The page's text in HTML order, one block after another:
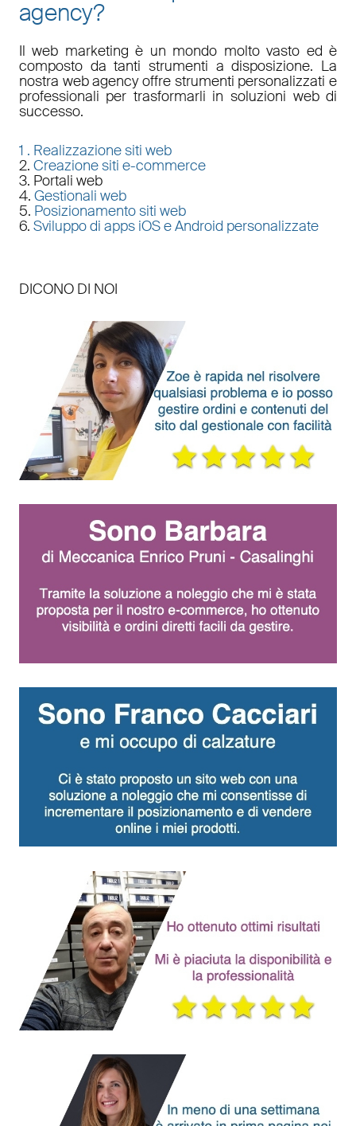
agency?
Ilweb marketing è un mondo molto vasto ed è
composto da tanti strumenti a disposizione. La
nostra web agencyoffre strumenti personalizzati e
professionali per trasformarli in soluzioni web di
successo.
1 . Realizzazione siti web
2. Creazione siti e-commerce
3. Portali web
4. Gestionali web
5. Posizionamento siti web
6. Sviluppo di apps iOS e Android personalizzate
DICONO DI NOI